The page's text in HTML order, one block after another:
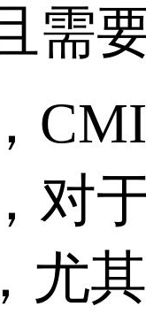
需
对
尤